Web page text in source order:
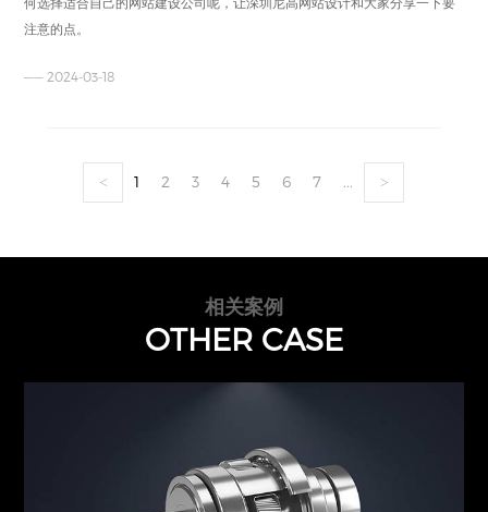
注意的点。
—— 2024-03-18
< 1 2 3 4 5 6 7 ... >
相关案例
OTHER CASE